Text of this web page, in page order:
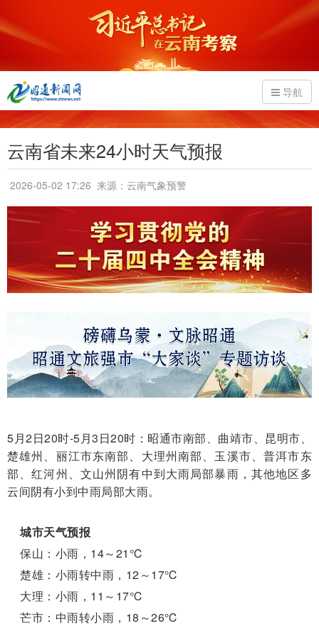
导航
云南省未来24小时天气预报
2026-05-02 17:26 来源：云南气象预警
5月2日20时-5月3日20时：昭通市南部、曲靖市、昆明市、
楚雄州、丽江市东南部、大理州南部、玉溪市、普洱市东
部、红河州、文山州阴有中到大雨局部暴雨，其他地区多
云间阴有小到中雨局部大雨。
城市天气预报
保山：小雨，14～21℃
楚雄：小雨转中雨，12～17℃
大理：小雨，11～17℃
芒市：中雨转小雨，18～26℃